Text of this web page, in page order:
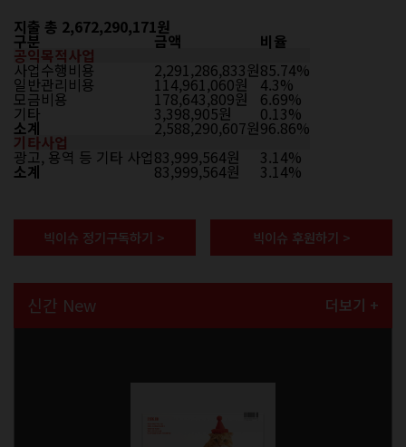
지출 총 2,672,290,171원
구분 금액 비율
공익목적사업
사업수행비용 2,291,286,833원85.74%
일반관리비용 114,961,060원 4.3%
모금비용 178,643,809원 6.69%
기타 3,398,905원 0.13%
소계 2,588,290,607원96.86%
기타사업
광고, 용역 등 기타 사업83,999,564원 3.14%
소계 83,999,564원 3.14%
빅이슈 정기구독하기 > 빅이슈 후원하기 >
신간 New 더보기 +